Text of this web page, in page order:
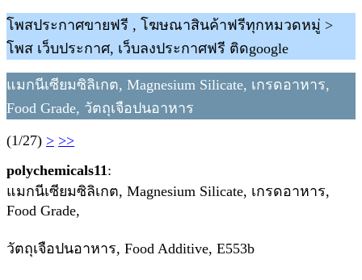
โพสประกาศขายฟรี , โฆษณาสินค้าฟรีทุกหมวดหมู่ >
โพส เว็บประกาศ, เว็บลงประกาศฟรี ติดgoogle
แมกนีเซียมซิลิเกต, Magnesium Silicate, เกรดอาหาร,
Food Grade, วัตถุเจือปนอาหาร
(1/27) > >>
polychemicals11:
แมกนีเซียมซิลิเกต, Magnesium Silicate, เกรดอาหาร,
Food Grade,
วัตถุเจือปนอาหาร, Food Additive, E553b